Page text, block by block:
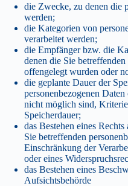
die Zwecke, zu denen die
werden;
die Kategorien von
verarbeitet werden;
die Empfänger bzw. die
denen die Sie
offengelegt wurden oder
die geplante Dauer der
personenbezogenen
nicht möglich sind,
Speicherdauer;
das Bestehen eines
Sie betreffenden
Einschränkung der
oder eines
das Bestehen eines
Aufsichtsbehörde